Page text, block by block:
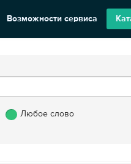
Возможности сервиса
Любое слово